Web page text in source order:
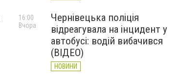
Чернівецька поліція
відреагувала на інцидент у
автобусі: водій вибачився
(ВІДЕО)
НОВИНИ
16:00
Вчора